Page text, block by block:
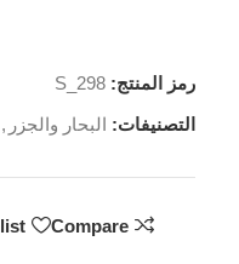
رمز المنتج: S_298
التصنيفات: البحار والجزر ,
Compare